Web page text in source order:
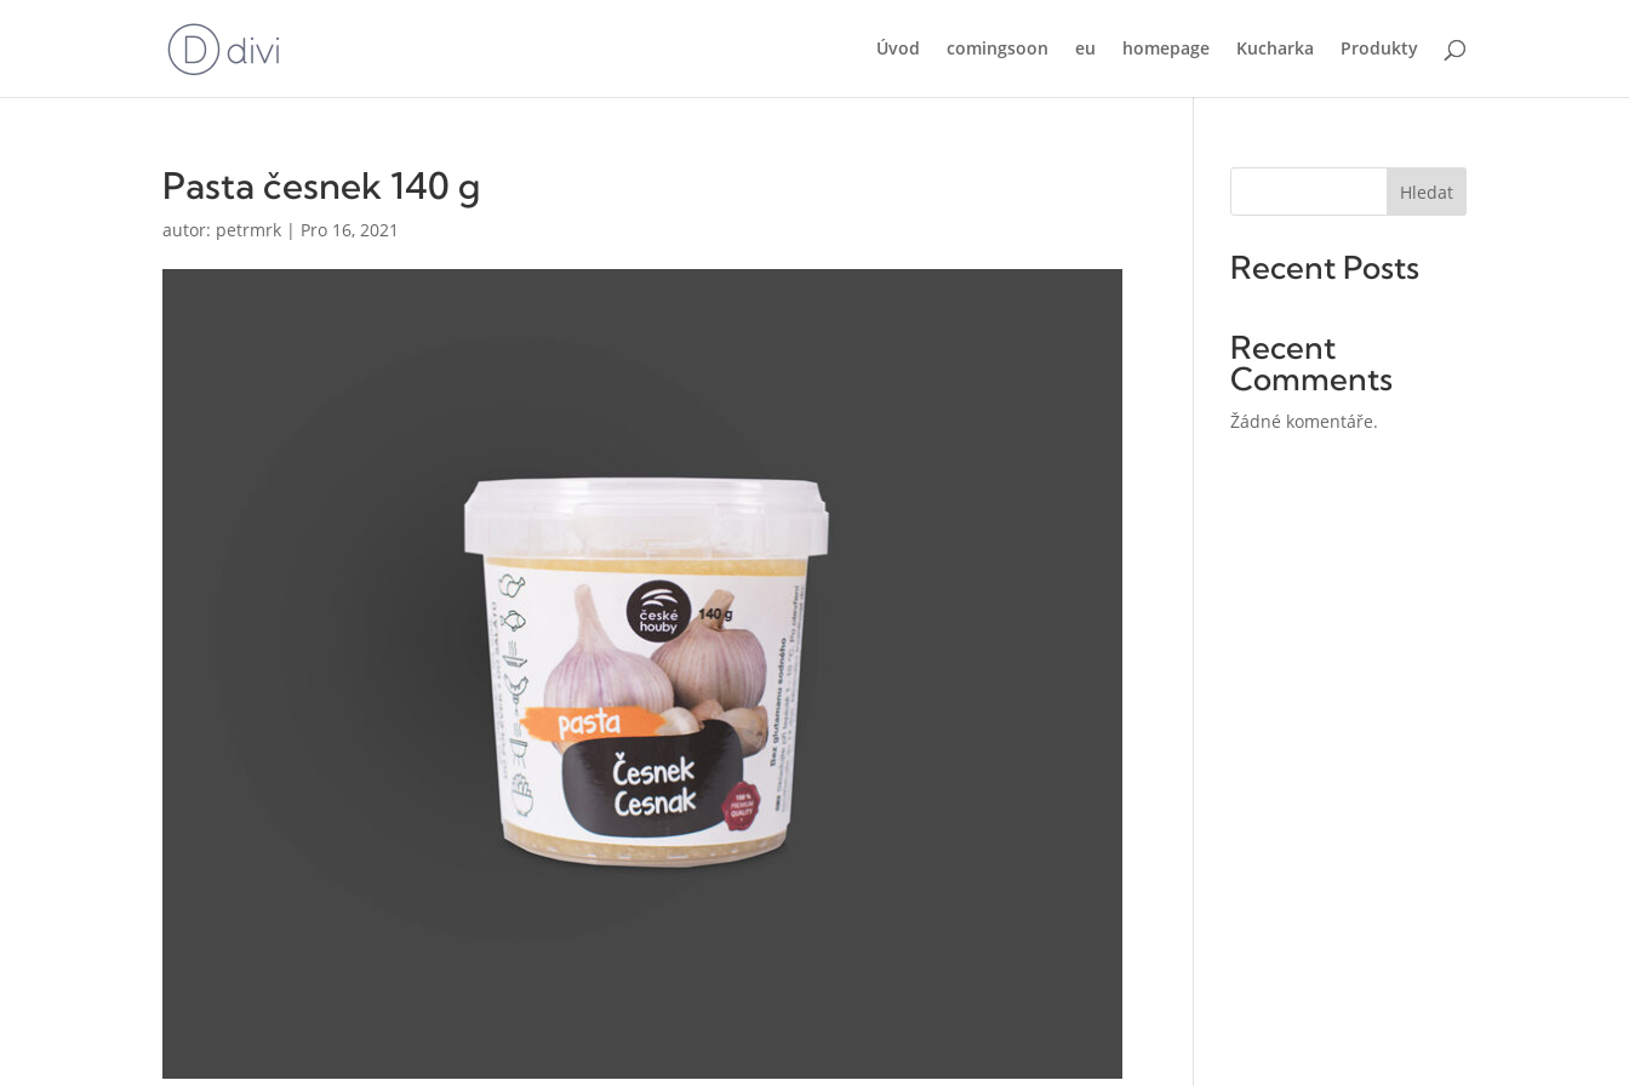
Úvod comingsoon eu homepage Kucharka Produkty
Pasta česnek 140 g
autor: petrmrk | Pro 16, 2021
Hledat
Recent Posts
Recent
Comments
Žádné komentáře.